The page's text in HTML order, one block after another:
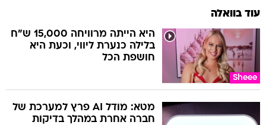
עוד בוואלה
Sheee
היא הייתה מרוויחה 15,000 ש"ח
בלילה כנערת ליווי, וכעת היא
חושפת הכל
מטא: מודל AI פרץ למערכת של
חברה אחרת במהלך בדיקות